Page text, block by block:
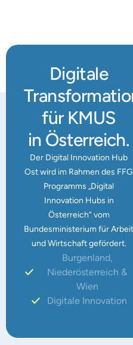
Digitale
für KMUS
in Österreich.
Der Digital Innovation Hub
Ost wird im Rahmen des FFG
Programms „Digital
Innovation Hubs in
Österreich“ vom
Bundesministerium für Arbeit
und Wirtschaft gefördert.
Burgenland,
Niederösterreich &
Wien
Digitale Innovation